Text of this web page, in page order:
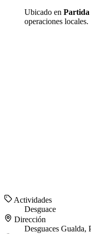
Ubicado en Partida
operaciones locales.
Actividades
Desguace
Dirección
Desguaces Gualda,